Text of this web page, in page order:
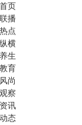
页
播
点
横
生
育
尚
察
讯
态